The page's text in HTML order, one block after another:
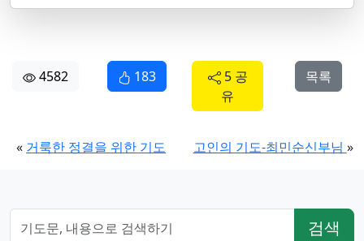
4582 183
5 공
유
목록
« 거룩한 정결을 위한 기도 고인의 기도-최민순신부님 »
검색